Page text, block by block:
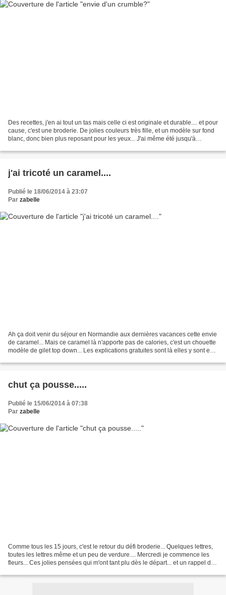
Des recettes, j'en ai tout un tas mais celle ci est originale et durable.... et pour
cause, c'est une broderie. De jolies couleurs très fille, et un modèle sur fond
blanc, donc bien plus reposant pour les yeux... J'ai même été jusqu'à
j'ai tricoté un caramel....
Publié le 18/06/2014 à 23:07
Par zabelle
Ah ça doit venir du séjour en Normandie aux dernières vacances cette envie
de caramel... Mais ce caramel là n'apporte pas de calories, c'est un chouette
modèle de gilet top down... Les explications gratuites sont là elles y sont en
chut ça pousse.....
Publié le 15/06/2014 à 07:38
Par zabelle
Comme tous les 15 jours, c'est le retour du défi broderie... Quelques lettres,
toutes les lettres même et un peu de verdure.... Mercredi je commence les
fleurs... Ces jolies pensées qui m'ont tant plu dès le départ... et un rappel du